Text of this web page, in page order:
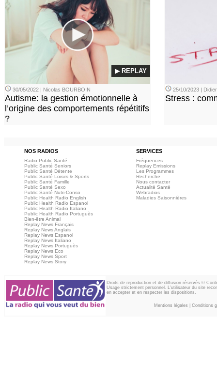
▶ REPLAY
30/05/2022 | Nicolas BOURBOIN
Autisme: la gestion émotionnelle à
l’origine des comportements répétitifs
?
25/10/2023 |
Stress :
NOS RADIOS SERVICES
Radio Public Santé
Public Santé Seniors
Public Santé Détente
Public Santé Loisirs & Sports
Public Santé Famille
Public Santé Sexo
Public Santé Nutri-Conso
Public Health Radio English
Public Health Radio Espanol
Public Health Radio Italiano
Public Health Radio Portuguès
Bien-être Animal
Replay News Français
Replay News Anglais
Replay News Espanol
Replay News Italiano
Replay News Portuguès
Replay News Eco
Replay News Sport
Replay News Story
Fréquences
Replay Emissions
Les Programmes
Recherche
Nous contacter
Actualité Santé
Webradios
Maladies Saisonnières
Droits de reproduction et de diffusion réservés ©
Usage strictement personnel. L'utilisateur du site
en accepter et en respecter les dispositions.
Mentions légales Conditions